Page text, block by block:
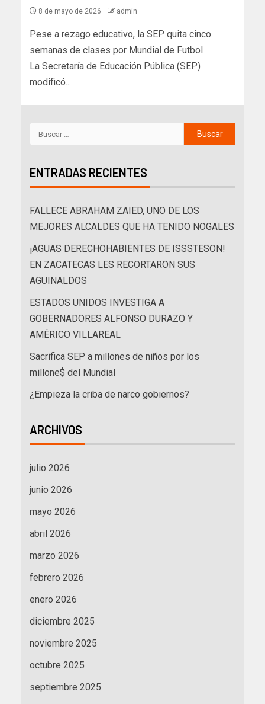
8 de mayo de 2026 admin
Pese a rezago educativo, la SEP quita cinco
semanas de clases por Mundial de Futbol
La Secretaría de Educación Pública (SEP)
modificó...
ENTRADAS RECIENTES
FALLECE ABRAHAM ZAIED, UNO DE LOS
MEJORES ALCALDES QUE HA TENIDO NOGALES
¡AGUAS DERECHOHABIENTES DE ISSSTESON!
EN ZACATECAS LES RECORTARON SUS
AGUINALDOS
ESTADOS UNIDOS INVESTIGA A
GOBERNADORES ALFONSO DURAZO Y
AMÉRICO VILLAREAL
Sacrifica SEP a millones de niños por los
millone$ del Mundial
¿Empieza la criba de narco gobiernos?
ARCHIVOS
julio 2026
junio 2026
mayo 2026
abril 2026
marzo 2026
febrero 2026
enero 2026
diciembre 2025
noviembre 2025
octubre 2025
septiembre 2025